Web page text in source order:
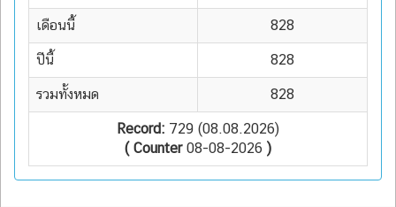
เดือนนี้ 828
ปีนี้ 828
รวมทั้งหมด 828
Record: 729 (08.08.2026)
( Counter08-08-2026 )